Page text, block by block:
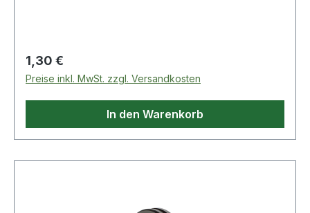
Regulärer Preis:
1,30 €
Preise inkl. MwSt. zzgl. Versandkosten
In den Warenkorb